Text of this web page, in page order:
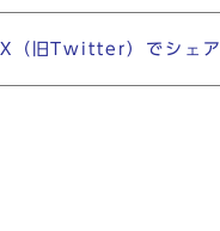
X（旧Twitter）でシェア